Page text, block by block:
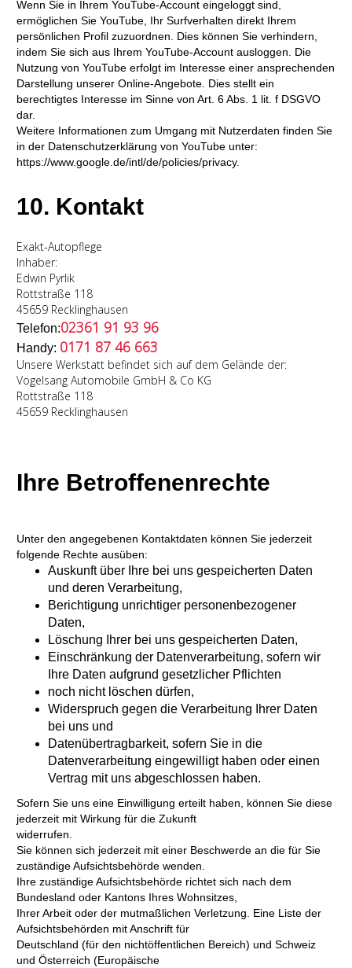
Wenn Sie in Ihrem YouTube-Account eingeloggt sind,
ermöglichen Sie YouTube, Ihr Surfverhalten direkt Ihrem
persönlichen Profil zuzuordnen. Dies können Sie verhindern,
indem Sie sich aus Ihrem YouTube-Account ausloggen. Die
Nutzung von YouTube erfolgt im Interesse einer ansprechenden
Darstellung unserer Online-Angebote. Dies stellt ein
berechtigtes Interesse im Sinne von Art. 6 Abs. 1 lit. f DSGVO
dar.
Weitere Informationen zum Umgang mit Nutzerdaten finden Sie
in der Datenschutzerklärung von YouTube unter:
https://www.google.de/intl/de/policies/privacy.
10. Kontakt
Exakt-Autopflege
Inhaber:
Edwin Pyrlik
Rottstraße 118
45659 Recklinghausen
Telefon:02361 91 93 96
Handy: 0171 87 46 663
Unsere Werkstatt befindet sich auf dem Gelände der:
Vogelsang Automobile GmbH & Co KG
Rottstraße 118
45659 Recklinghausen
Ihre Betroffenenrechte
Unter den angegebenen Kontaktdaten können Sie jederzeit
folgende Rechte ausüben:
Auskunft über Ihre bei uns gespeicherten Daten
und deren Verarbeitung,
Berichtigung unrichtiger personenbezogener
Daten,
Löschung Ihrer bei uns gespeicherten Daten,
Einschränkung der Datenverarbeitung, sofern wir
Ihre Daten aufgrund gesetzlicher Pflichten
noch nicht löschen dürfen,
Widerspruch gegen die Verarbeitung Ihrer Daten
bei uns und
Datenübertragbarkeit, sofern Sie in die
Datenverarbeitung eingewilligt haben oder einen
Vertrag mit uns abgeschlossen haben.
Sofern Sie uns eine Einwilligung erteilt haben, können Sie diese
jederzeit mit Wirkung für die Zukunft
widerrufen.
Sie können sich jederzeit mit einer Beschwerde an die für Sie
zuständige Aufsichtsbehörde wenden.
Ihre zuständige Aufsichtsbehörde richtet sich nach dem
Bundesland oder Kantons Ihres Wohnsitzes,
Ihrer Arbeit oder der mutmaßlichen Verletzung. Eine Liste der
Aufsichtsbehörden mit Anschrift für
Deutschland (für den nichtöffentlichen Bereich) und Schweiz
und Österreich (Europäische